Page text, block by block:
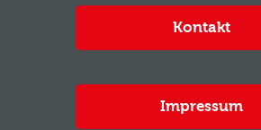
Kontakt
Impressum